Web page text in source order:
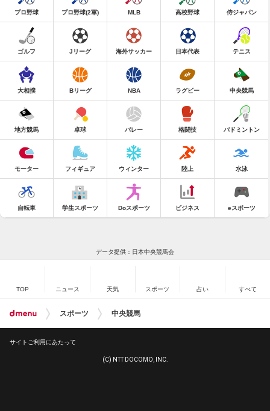
プロ野球 プロ野球(2軍) MLB 高校野球 侍ジャパン
ゴルフ Jリーグ 海外サッカー 日本代表 テニス
大相撲 Bリーグ NBA ラグビー 中央競馬
地方競馬 卓球 バレー 格闘技 バドミントン
モーター フィギュア ウィンター 陸上 水泳
自転車 学生スポーツ Doスポーツ ビジネス eスポーツ
データ提供：日本中央競馬会
TOP ニュース 天気 スポーツ 占い すべて
スポーツ 中央競馬
サイトご利用にあたって
(C) NTT DOCOMO, INC.